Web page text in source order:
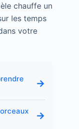
chauffe un
les temps
votre
→
→